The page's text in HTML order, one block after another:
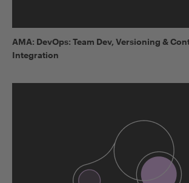
AMA: DevOps: Team Dev, Versioning &
Integration